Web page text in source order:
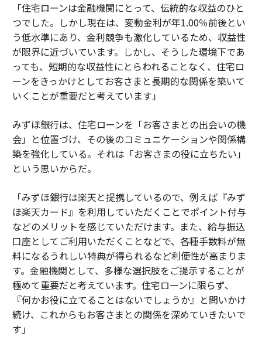
「住宅ローンは金融機関にとって、伝統的な収益のひと
つでした。しかし現在は、変動金利が年1.00％前後とい
う低水準にあり、金利競争も激化しているため、収益性
が限界に近づいています。しかし、そうした環境下であ
っても、短期的な収益性にとらわれることなく、住宅ロ
ーンをきっかけとしてお客さまと長期的な関係を築いて
いくことが重要だと考えています」
みずほ銀行は、住宅ローンを「お客さまとの出会いの機
会」と位置づけ、その後のコミュニケーションや関係構
築を強化している。それは「お客さまの役に立ちたい」
という思いからだ。
「みずほ銀行は楽天と提携しているので、例えば『みず
ほ楽天カード』を利用していただくことでポイント付与
などのメリットを感じていただけます。また、給与振込
口座としてご利用いただくことなどで、各種手数料が無
料になるうれしい特典が得られるなど利便性が高まりま
す。金融機関として、多様な選択肢をご提示することが
極めて重要だと考えています。住宅ローンに限らず、
『何かお役に立てることはないでしょうか』と問いかけ
続け、これからもお客さまとの関係を深めていきたいで
す」